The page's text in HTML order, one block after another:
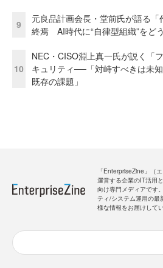
9
元良品計画会長・堂前氏が語る
終焉 AI時代に“自律型組織”をど
10
NEC・CISO淵上真一氏が説く「
キュリティ──「対峙すべきは未
既存の課題」
「EnterpriseZine」（
運営する企業のIT活用
向け専門メディアです
ティ/システム運用の最
様な情報をお届けしてい